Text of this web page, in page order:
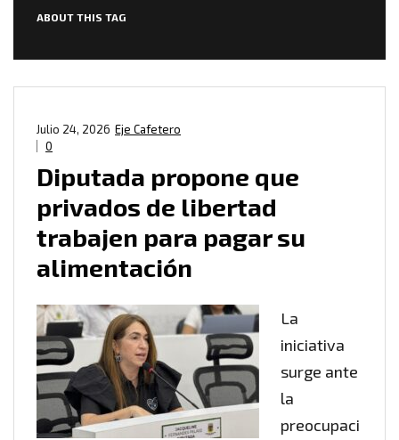
ABOUT THIS TAG
Eje Cafetero
Julio 24, 2026
0
Diputada propone que
privados de libertad
trabajen para pagar su
alimentación
La
iniciativa
surge ante
la
preocupaci